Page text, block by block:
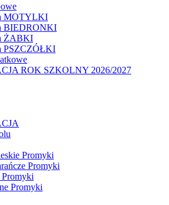
MOTYLKI
BIEDRONKI
ŻABKI
PSZCZÓŁKI
ROK SZKOLNY 2026/2027
Promyki
Promyki
Promyki
Promyki